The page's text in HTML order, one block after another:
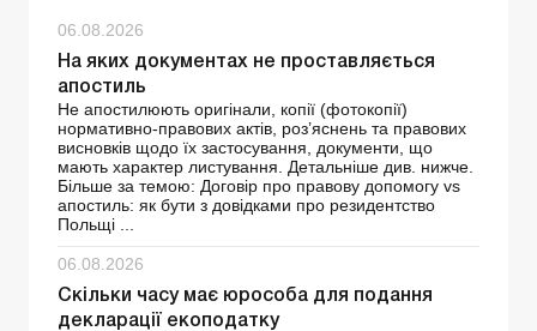
06.08.2026
На яких документах не проставляється
апостиль
Не апостилюють оригінали, копії (фотокопії)
нормативно-правових актів, роз’яснень та правових
висновків щодо їх застосування, документи, що
мають характер листування. Детальніше див. нижче.
Більше за темою: Договір про правову допомогу vs
апостиль: як бути з довідками про резидентство
Польщі ...
06.08.2026
Скільки часу має юрособа для подання
декларації екоподатку